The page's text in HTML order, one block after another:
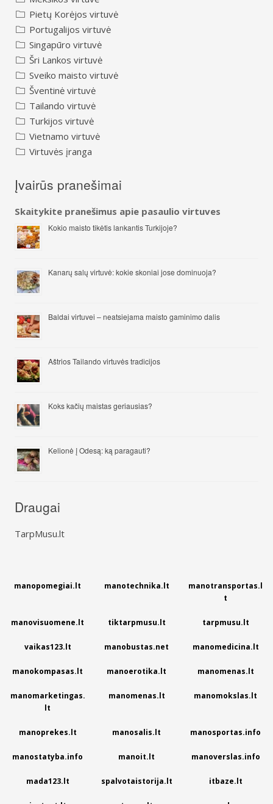
Pietų Korėjos virtuvė
Portugalijos virtuvė
Singapūro virtuvė
Šri Lankos virtuvė
Sveiko maisto virtuvė
Šventinė virtuvė
Tailando virtuvė
Turkijos virtuvė
Vietnamo virtuvė
Virtuvės įranga
Įvairūs pranešimai
Skaitykite pranešimus apie pasaulio virtuves
Kokio maisto tikėtis lankantis Turkijoje?
Kanarų salų virtuvė: kokie skoniai jose dominuoja?
Baldai virtuvei – neatsiejama maisto gaminimo dalis
Aštrios Tailando virtuvės tradicijos
Koks kačių maistas geriausias?
Kelionė į Odesą: ką paragauti?
Draugai
TarpMusu.lt
manopomegiai.lt manotechnika.lt
manotransportas.l
t
manovisuomene.lt tiktarpmusu.lt tarpmusu.lt
vaikas123.lt manobustas.net manomedicina.lt
manokompasas.lt manoerotika.lt manomenas.lt
manomarketingas.
lt
manomenas.lt manomokslas.lt
manoprekes.lt manosalis.lt manosportas.info
manostatyba.info manoit.lt manoverslas.info
mada123.lt spalvotaistorija.lt itbaze.lt